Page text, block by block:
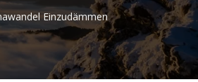
Einzudämmen